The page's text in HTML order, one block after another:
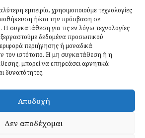
εμπειρία, χρησιμοποιούμε τεχνολογίες
ή/και την πρόσβαση σε
συγκατάθεση για τις εν λόγω τεχνολογίες
δεδομένα προσωπικού
περιήγησης ή μοναδικά
τον ιστότοπο. Η μη συγκατάθεση ή η
μπορεί να επηρεάσει αρνητικά
δυνατότητες.
Αποδοχή
Δεν αποδέχομαι
2026
ΕΓΓΡΑΦΉ
δέχομαι τηνπολιτική απορρήτου